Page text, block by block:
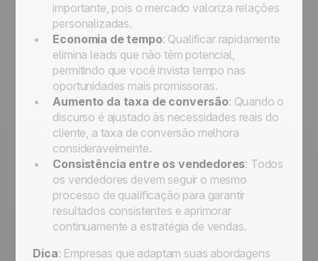
importante, pois o mercado valoriza relações
personalizadas.
Economia de tempo: Qualificar rapidamente
elimina leads que não têm potencial,
permitindo que você invista tempo nas
oportunidades mais promissoras.
Aumento da taxa de conversão: Quando o
discurso é ajustado às necessidades reais do
cliente, a taxa de conversão melhora
consideravelmente.
Consistência entre os vendedores: Todos
os vendedores devem seguir o mesmo
processo de qualificação para garantir
resultados consistentes e aprimorar
continuamente a estratégia de vendas.
Dica: Empresas que adaptam suas abordagens